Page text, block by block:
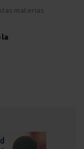
materias